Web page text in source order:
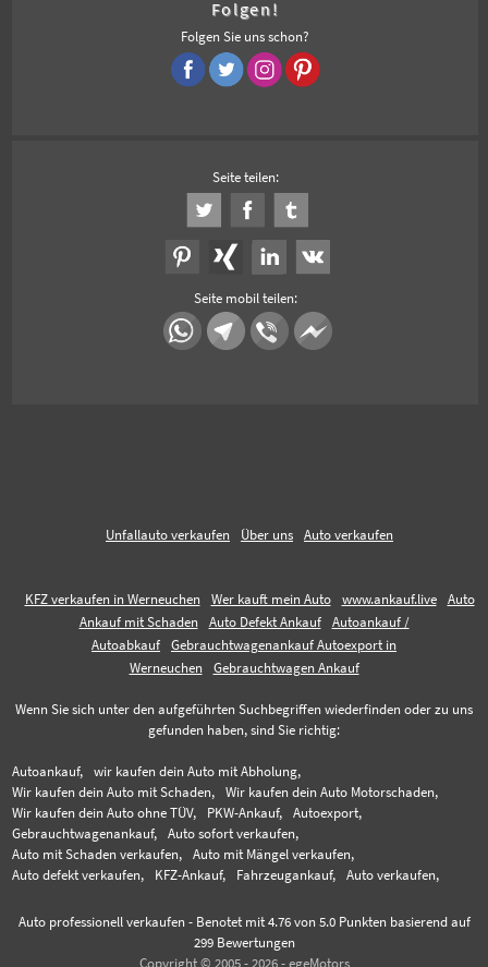
Folgen!
Folgen Sie uns schon?
Seite teilen:
Seite mobil teilen:
Unfallauto verkaufen Über uns Auto verkaufen
KFZ verkaufen in Werneuchen Wer kauft mein Auto www.ankauf.live
Auto
Ankauf mit Schaden
Auto Defekt Ankauf
Autoankauf /
Autoabkauf
Gebrauchtwagenankauf Autoexport in
Werneuchen
Gebrauchtwagen Ankauf
Wenn Sie sich unter den aufgeführten Suchbegriffen wiederfinden oder zu uns
gefunden haben, sind Sie richtig:
Autoankauf,
wir kaufen dein Auto mit Abholung,
Wir kaufen dein Auto mit Schaden,
Wir kaufen dein Auto Motorschaden,
Wir kaufen dein Auto ohne TÜV,
PKW-Ankauf,
Autoexport,
Gebrauchtwagenankauf,
Auto sofort verkaufen,
Auto mit Schaden verkaufen,
Auto mit Mängel verkaufen,
Auto defekt verkaufen,
KFZ-Ankauf, Fahrzeugankauf, Auto verkaufen,
Auto professionell verkaufen- Benotet mit 4.76von 5.0 Punkten basierend auf
299Bewertungen
Copyright © 2005 - 2026 - egeMotors